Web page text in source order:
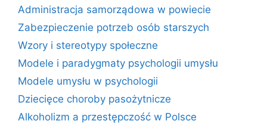
Administracja samorządowa w powiecie
Zabezpieczenie potrzeb osób starszych
Wzory i stereotypy społeczne
Modele i paradygmaty psychologii umysłu
Modele umysłu w psychologii
Dziecięce choroby pasożytnicze
Alkoholizm a przestępczość w Polsce